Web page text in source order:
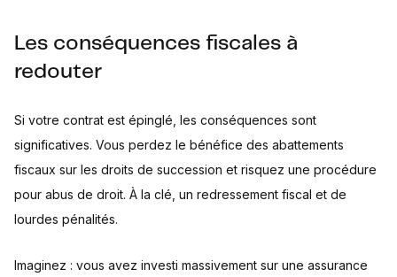
Les conséquences fiscales à
redouter
Si votre contrat est épinglé, les conséquences sont
significatives. Vous perdez le bénéfice des abattements
fiscaux sur les droits de succession et risquez une procédure
pour abus de droit. À la clé, un redressement fiscal et de
lourdes pénalités.
Imaginez : vous avez investi massivement sur une assurance